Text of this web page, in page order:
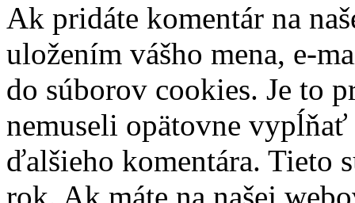
Ak pridáte komentár na
uložením vášho mena, e-
do súborov cookies. Je to
nemuseli opätovne
ďalšieho komentára. Tieto